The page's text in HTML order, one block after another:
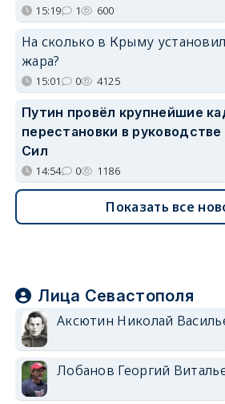
15:19 1 600
На сколько в Крыму
жара?
15:01 0 4125
Путин провёл крупнейшие
перестановки в
Сил
14:54 0 1186
Показать все
Лица Севастополя
Аксютин Николай
Лобанов Георгий